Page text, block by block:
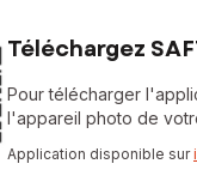
Téléchargez
Pour télécharger
l'appareil photo de
Application disponible sur